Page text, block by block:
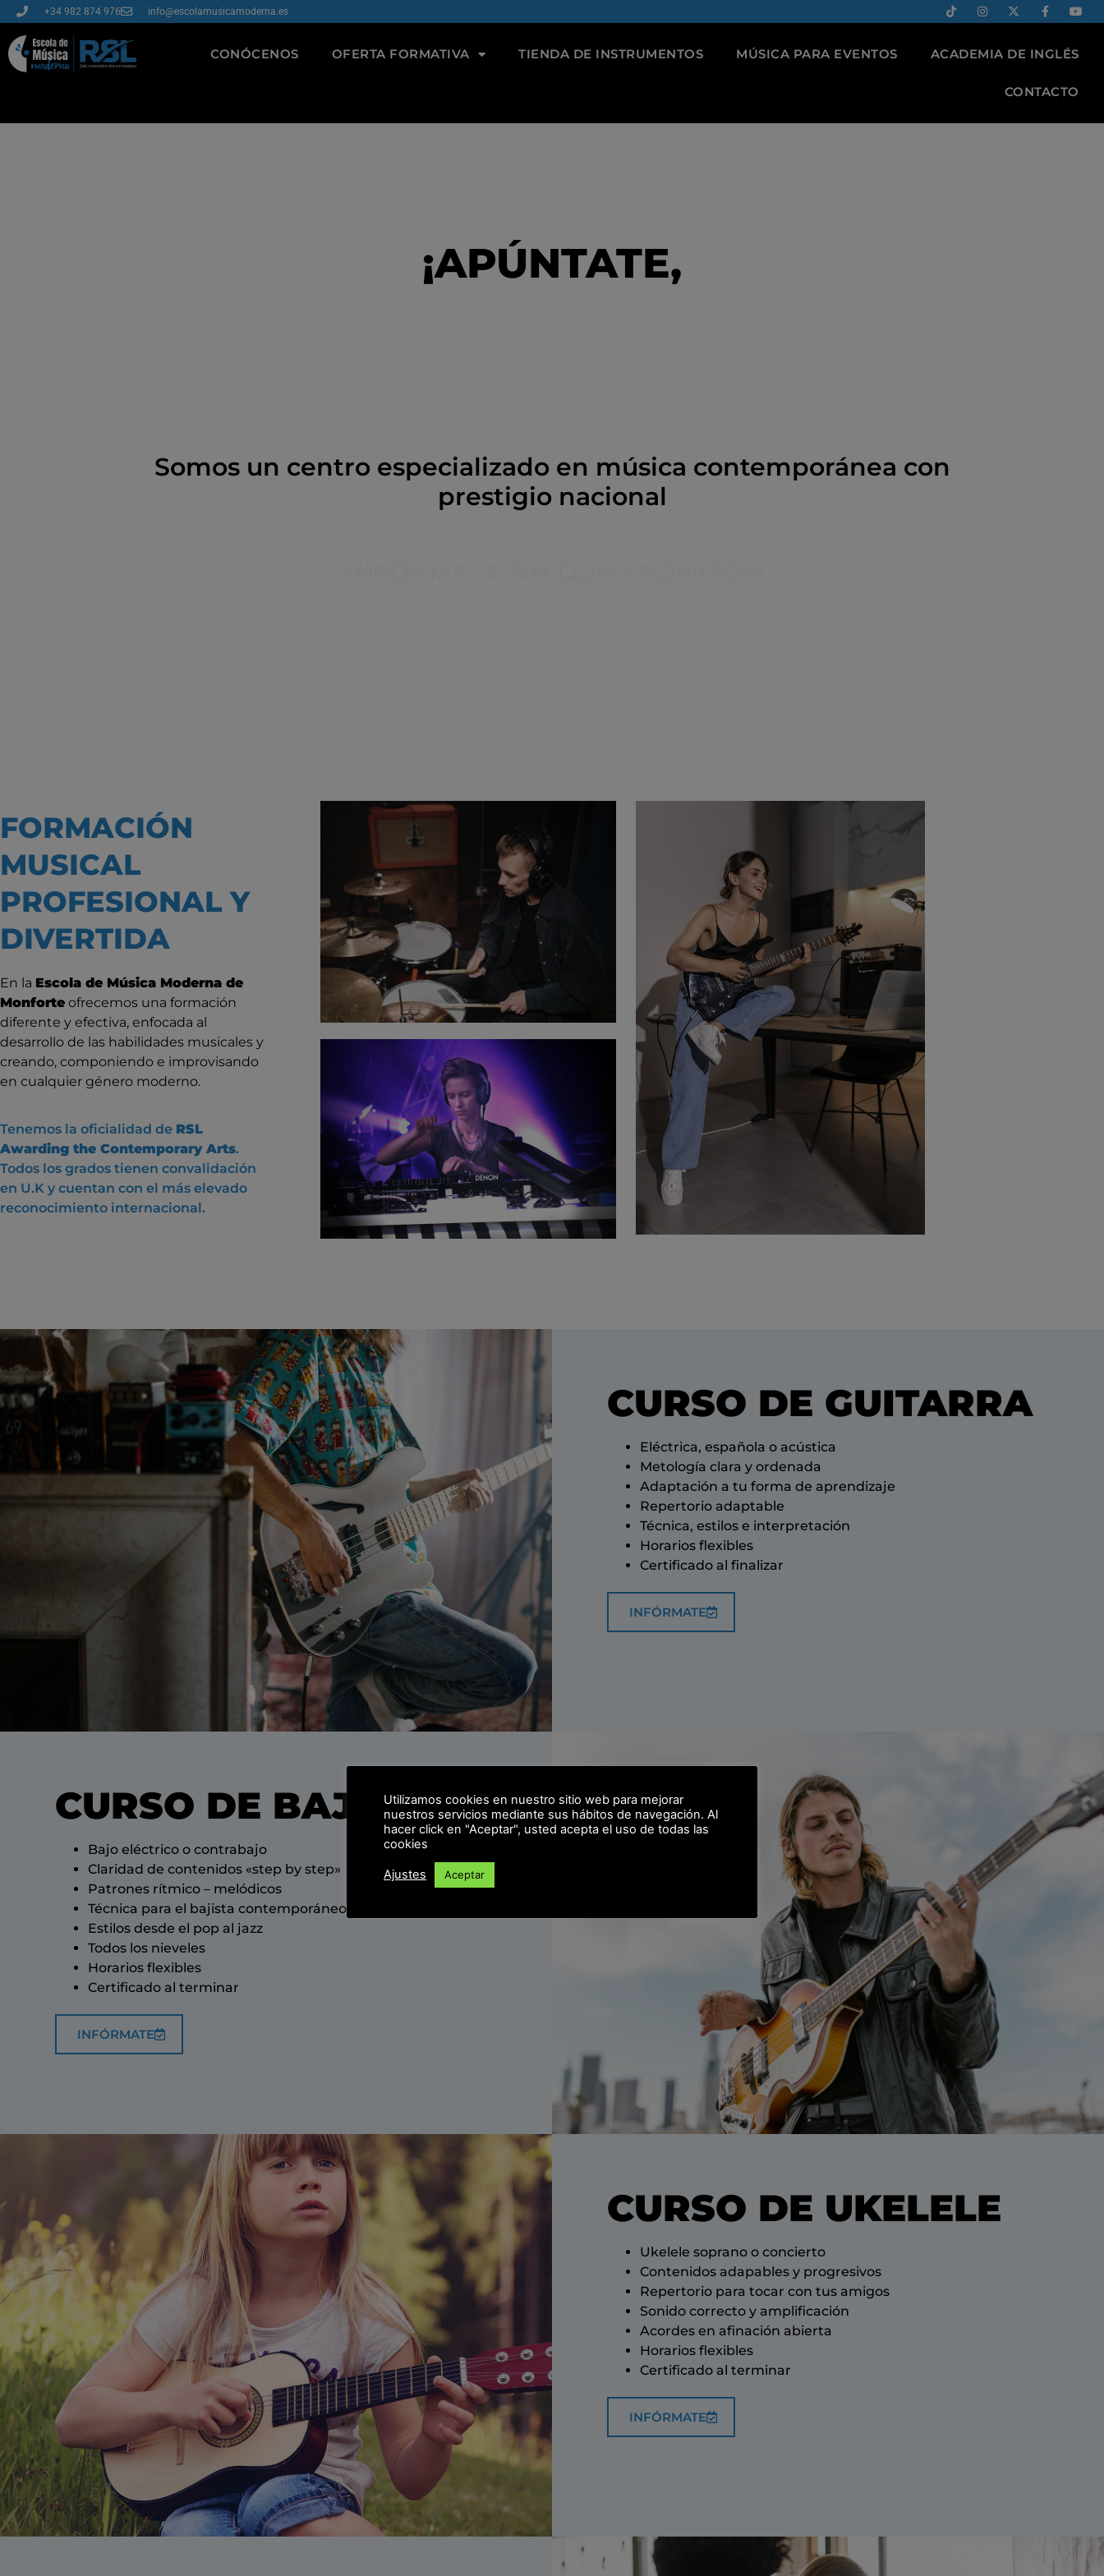
+34 982 874 976 info@escolamusicamoderna.es
CONÓCENOS OFERTA FORMATIVA TIENDA DE INSTRUMENTOS MÚSICA PARA EVENTOS ACADEMIA DE INGLÉS
CONTACTO
¡APÚNTATE,
Somos un centro especializado en música contemporánea con
prestigio nacional
FORMACIÓN
MUSICAL
PROFESIONAL Y
DIVERTIDA
En la Escola de Música Moderna de
Monforte ofrecemos una formación
diferente y efectiva, enfocada al
desarrollo de las habilidades musicales y
creando, componiendo e improvisando
en cualquier género moderno.
Tenemos la oficialidad de RSL
Awarding the Contemporary Arts.
Todos los grados tienen convalidación
en U.K y cuentan con el más elevado
reconocimiento internacional.
CURSO DE GUITARRA
Eléctrica, española o acústica
Metología clara y ordenada
Adaptación a tu forma de aprendizaje
Repertorio adaptable
Técnica, estilos e interpretación
Horarios flexibles
Certificado al finalizar
INFÓRMATE
CURSO DE BAJO
Bajo eléctrico o contrabajo
Claridad de contenidos «step by step»
Patrones rítmico – melódicos
Técnica para el bajista contemporáneo
Estilos desde el pop al jazz
Todos los nieveles
Horarios flexibles
Certificado al terminar
INFÓRMATE
CURSO DE UKELELE
Ukelele soprano o concierto
Contenidos adapables y progresivos
Repertorio para tocar con tus amigos
Sonido correcto y amplificación
Acordes en afinación abierta
Horarios flexibles
Certificado al terminar
INFÓRMATE
Utilizamos cookies en nuestro sitio web para mejorar
nuestros servicios mediante sus hábitos de navegación. Al
hacer click en "Aceptar", usted acepta el uso de todas las
cookies
Ajustes Aceptar